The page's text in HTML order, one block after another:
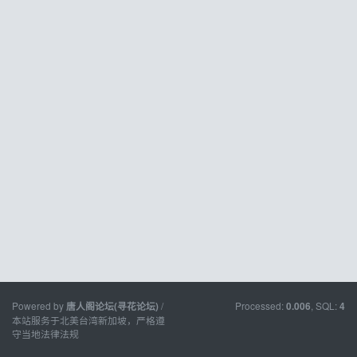
Powered by 唐人阁论坛(寻花论坛)/
本站服务于北美台湾新加坡，严格遵
守当地法律法规
Processed: 0.006 , SQL: 4